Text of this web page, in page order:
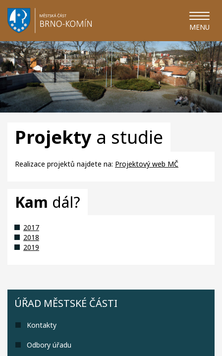
MENU
Projekty a studie
Realizace projektů najdete na: Projektový web MČ
Kam dál?
2017
2018
2019
ÚŘAD MĚSTSKÉ ČÁSTI
Kontakty
Odbory úřadu